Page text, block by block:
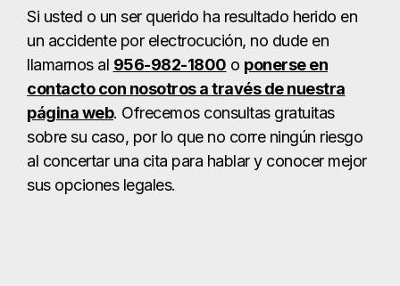
Si usted o un ser querido ha resultado herido en
un accidente por electrocución, no dude en
llamarnos al 956-982-1800 o ponerse en
contacto con nosotros a través de nuestra
página web. Ofrecemos consultas gratuitas
sobre su caso, por lo que no corre ningún riesgo
al concertar una cita para hablar y conocer mejor
sus opciones legales.